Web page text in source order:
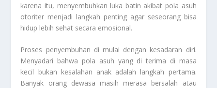
karena itu, menyembuhkan luka batin akibat pola asuh
otoriter menjadi langkah penting agar seseorang bisa
hidup lebih sehat secara emosional.
Proses penyembuhan di mulai dengan kesadaran diri.
Menyadari bahwa pola asuh yang di terima di masa
kecil bukan kesalahan anak adalah langkah pertama.
Banyak orang dewasa masih merasa bersalah atau